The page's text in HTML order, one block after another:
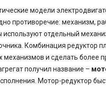
модели
противоречие: механизм,
используют отдельный
Комбинация редуктор
механизмов и сделать более
получил название –
Мотор-редуктор